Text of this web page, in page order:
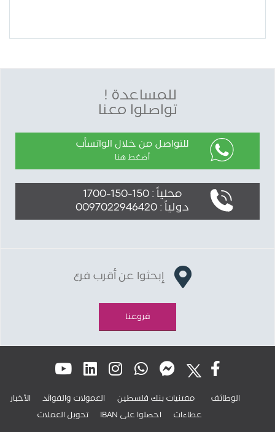
للمساعدة !
تواصلوا معنا
للتواصل من خلال الواتسأب
أضغط هنا
محلياً : 150-150-1700
دولياً : 0097022946420
إبحثوا عن أقرب فرع
فروعنا
الوظائف مقتنيات بنك فلسطين العمولات والفوائد الأخبار
عطاءات IBAN احصلوا على تحويل العملات